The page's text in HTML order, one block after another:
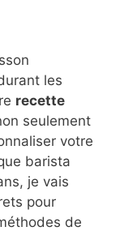
les
recette
seulement
votre
barista
je vais
pour
de